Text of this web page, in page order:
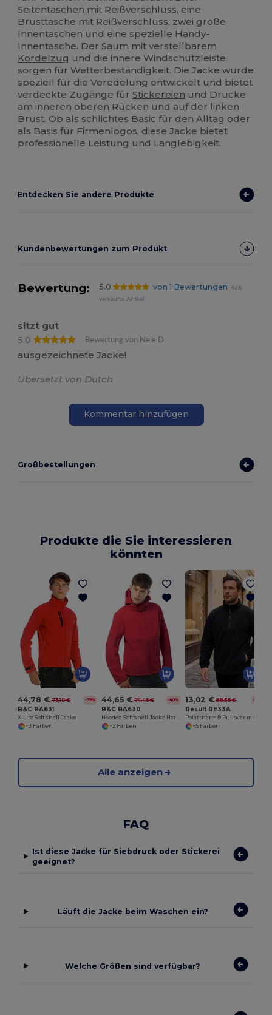
Seitentaschen mit Reißverschluss, eine
Brusttasche mit Reißverschluss, zwei große
Innentaschen und eine spezielle Handy-
Innentasche. DerSaum mit verstellbarem
Kordelzug und die innere Windschutzleiste
sorgen für Wetterbeständigkeit. Die Jacke wurde
speziell für die Veredelung entwickelt und bietet
verdeckte Zugänge fürStickereien und Drucke
am inneren oberen Rücken und auf der linken
Brust. Ob als schlichtes Basic für den Alltag oder
als Basis für Firmenlogos, diese Jacke bietet
professionelle Leistung und Langlebigkeit.
Entdecken Sie andere Produkte
Kundenbewertungen zum Produkt
Bewertung: 5.0 von 1 Bewertungen
468
verkaufte Artikel
sitzt gut
5.0
Bewertung von Nele D.
ausgezeichnete Jacke!
Übersetzt von Dutch
Kommentar hinzufügen
Großbestellungen
Produkte die Sie interessieren
könnten
44,78 € 73,10 € -39%
B&C BA631
X-Lite Softshell Jacke
+3 Farben
44,65 € 74,45 € -40%
B&C BA630
+2 Farben
13,02 € 68,58 € -81%
Result RE33A
+5 Farben
Alle anzeigen
FAQ
Ist diese Jacke für Siebdruck oder Stickerei
geeignet?
Läuft die Jacke beim Waschen ein?
Welche Größen sind verfügbar?